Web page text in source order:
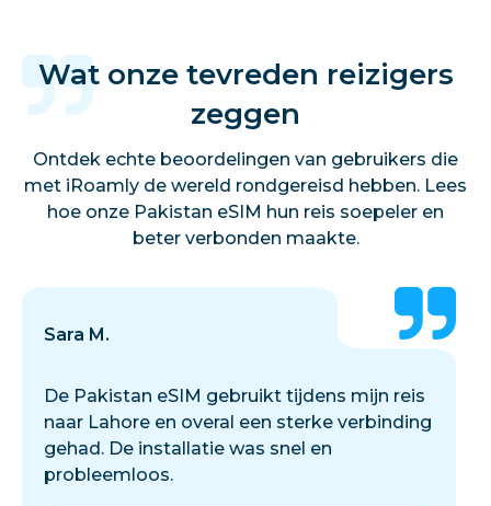
Wat onze tevreden reizigers
zeggen
Ontdek echte beoordelingen van gebruikers die
met iRoamly de wereld rondgereisd hebben. Lees
hoe onze Pakistan eSIM hun reis soepeler en
beter verbonden maakte.
Sara M.
De Pakistan eSIM gebruikt tijdens mijn reis
naar Lahore en overal een sterke verbinding
gehad. De installatie was snel en
probleemloos.